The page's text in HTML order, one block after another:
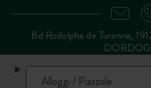
Bd Rodolphe de Turenne,